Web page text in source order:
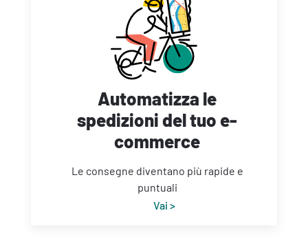
Automatizza le
spedizioni del tuo e-
commerce
Le consegne diventano più rapide e
puntuali
Vai >